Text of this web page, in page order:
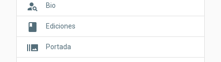
person_search Bio
book Ediciones
burst_mode Portada